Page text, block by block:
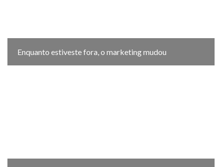
Enquanto estiveste fora, o marketing mudou